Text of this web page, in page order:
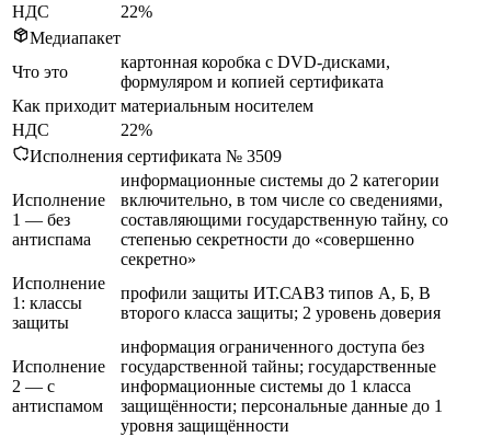
НДС
22%
Медиапакет
Что это
картонная коробка с DVD-дисками,
формуляром и копией сертификата
Как приходит материальным носителем
НДС
22%
Исполнения сертификата № 3509
Исполнение
1 — без
антиспама
информационные системы до 2 категории
включительно, в том числе со сведениями,
составляющими государственную тайну, со
степенью секретности до «совершенно
секретно»
Исполнение
1: классы
защиты
профили защиты ИТ.САВЗ типов А, Б, В
второго класса защиты; 2 уровень доверия
Исполнение
2 — с
антиспамом
информация ограниченного доступа без
государственной тайны; государственные
информационные системы до 1 класса
защищённости; персональные данные до 1
уровня защищённости